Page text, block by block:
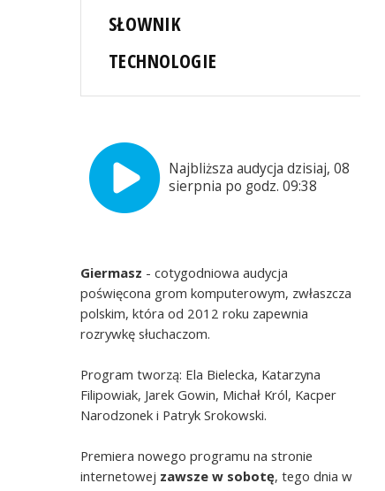
SŁOWNIK
TECHNOLOGIE
Najbliższa audycja dzisiaj, 08
sierpnia po godz. 09:38
Giermasz - cotygodniowa audycja
poświęcona grom komputerowym, zwłaszcza
polskim, która od 2012 roku zapewnia
rozrywkę słuchaczom.
Program tworzą: Ela Bielecka, Katarzyna
Filipowiak, Jarek Gowin, Michał Król, Kacper
Narodzonek i Patryk Srokowski.
Premiera nowego programu na stronie
internetowej zawsze w sobotę, tego dnia w